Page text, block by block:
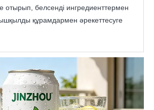
отырып, белсенді ингредиенттермен
құрамдармен әрекеттесуге